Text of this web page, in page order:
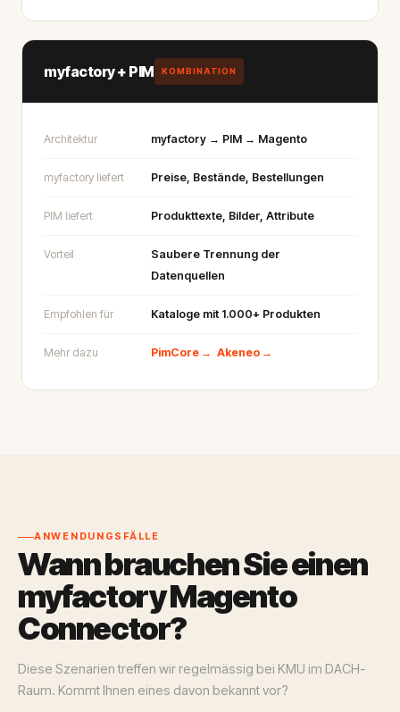
myfactory + PIM KOMBINATION
Architektur myfactory → PIM → Magento
myfactory liefert Preise, Bestände, Bestellungen
PIM liefert Produkttexte, Bilder, Attribute
Vorteil
Saubere Trennung der
Datenquellen
Empfohlen für Kataloge mit 1.000+ Produkten
Mehr dazu PimCore → Akeneo →
ANWENDUNGSFÄLLE
Wann brauchen Sie einen
myfactory Magento
Connector?
Diese Szenarien treffen wir regelmässig bei KMU im DACH-
Raum. Kommt Ihnen eines davon bekannt vor?